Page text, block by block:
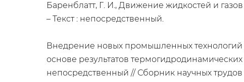
Баренблатт, Г. И., Движение жидкостей и
– Текст : непосредственный.
Внедрение новых промышленных
основе результатов
непосредственный // Сборник научных